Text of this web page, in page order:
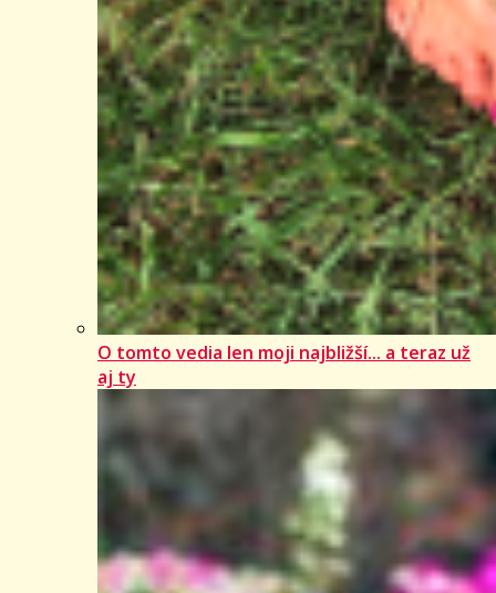
O tomto vedia len moji najbližší... a teraz už
aj ty